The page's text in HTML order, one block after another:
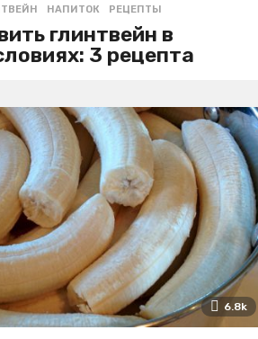
,НАПИТОК ,РЕЦЕПТЫ
глинтвейн в
3 рецепта
6.8k